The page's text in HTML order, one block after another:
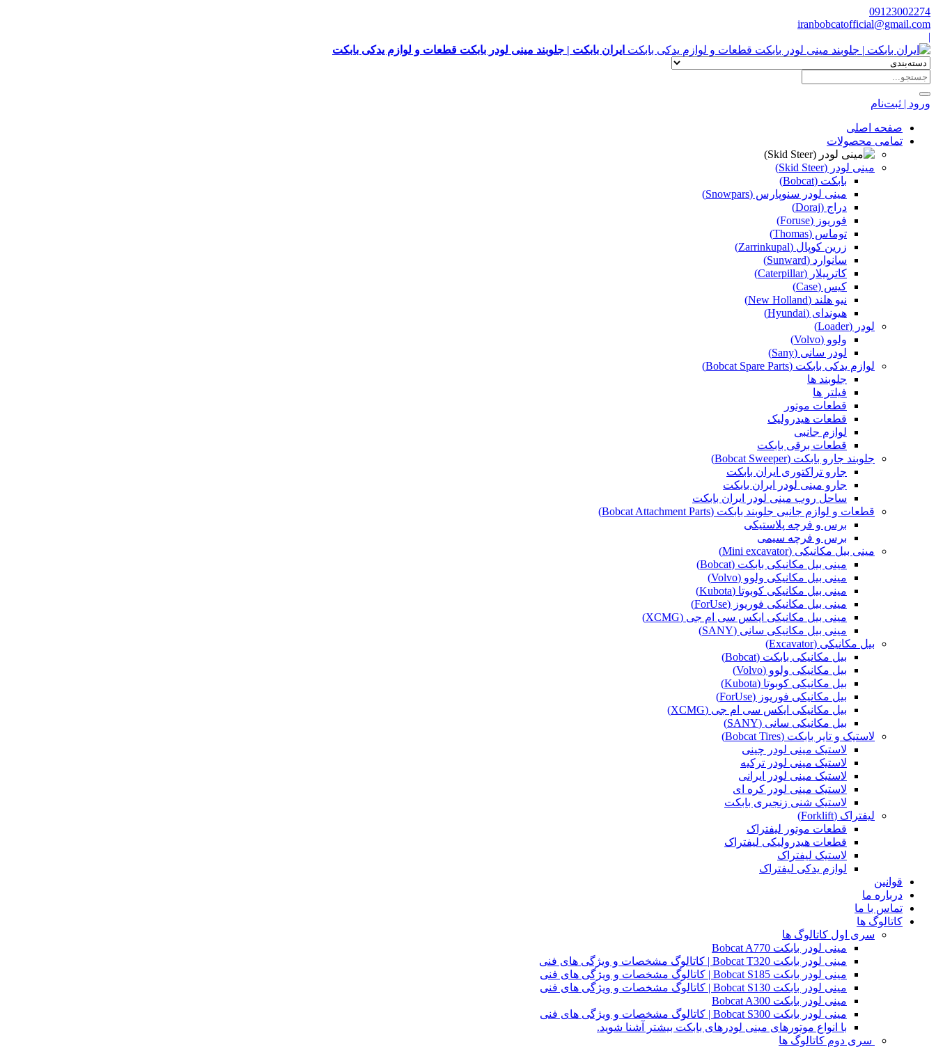
09123002274
iranbobcatofficial@gmail.com
|
ایران بابکت | جلوبند مینی لودر بابکت قطعات و لوازم یدکی بابکت
ورود | ثبت‌نام
صفحه اصلی
تمامی محصولات
مینی لودر (Skid Steer)
بابکت (Bobcat)
مینی لودر سنوپارس (Snowpars)
دراج (Doraj)
فوریوز (Foruse)
توماس (Thomas)
زرین کوپال (Zarrinkupal)
سانوارد (Sunward)
کاترپیلار (Caterpillar)
کیس (Case)
نیو هلند (New Holland)
هیوندای (Hyundai)
لودر (Loader)
ولوو (Volvo)
لودر سانی (Sany)
لوازم یدکی بابکت (Bobcat Spare Parts)
جلوبند ها
فیلتر ها
قطعات موتور
قطعات هیدرولیک
لوازم جانبی
قطعات برقی بابکت
جلوبند جارو بابکت (Bobcat Sweeper)
جارو تراکتوری ایران بابکت
جارو مینی لودر ایران بابکت
ساحل روب مینی لودر ایران بابکت
قطعات و لوازم جانبی جلوبند بابکت (Bobcat Attachment Parts)
برس و فرچه پلاستیکی
برس و فرچه سیمی
مینی بیل مکانیکی (Mini excavator)
مینی بیل مکانیکی بابکت (Bobcat)
مینی بیل مکانیکی ولوو (Volvo)
مینی بیل مکانیکی کوبوتا (Kubota)
مینی بیل مکانیکی فوریوز (ForUse)
مینی بیل مکانیکی ایکس سی ام جی (XCMG)
مینی بیل مکانیکی سانی (SANY)
بیل مکانیکی (Excavator)
بیل مکانیکی بابکت (Bobcat)
بیل مکانیکی ولوو (Volvo)
بیل مکانیکی کوبوتا (Kubota)
بیل مکانیکی فوریوز (ForUse)
بیل مکانیکی ایکس سی ام جی (XCMG)
بیل مکانیکی سانی (SANY)
لاستیک و تایر بابکت (Bobcat Tires)
لاستیک مینی لودر چینی
لاستیک مینی لودر ترکیه
لاستیک مینی لودر ایرانی
لاستیک مینی لودر کره ای
لاستیک شنی زنجیری بابکت
لیفتراک (Forklift)
قطعات موتور لیفتراک
قطعات هیدرولیکی لیفتراک
لاستیک لیفتراک
لوازم یدکی لیفتراک
قوانین
درباره ما
تماس با ما
کاتالوگ ها
سری اول کاتالوگ ها
مینی لودر بابکت Bobcat A770
مینی لودر بابکت Bobcat T320 | کاتالوگ مشخصات و ویژگی های فنی
مینی لودر بابکت Bobcat S185 | کاتالوگ مشخصات و ویژگی های فنی
مینی لودر بابکت Bobcat S130 | کاتالوگ مشخصات و ویژگی های فنی
مینی لودر بابکت Bobcat A300
مینی لودر بابکت Bobcat S300 | کاتالوگ مشخصات و ویژگی های فنی
با انواع موتورهای مینی لودرهای بابکت بیشتر آشنا شوید.
سری دوم کاتالوگ ها